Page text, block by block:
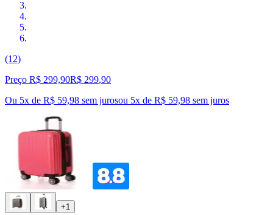
(12)
Preço R$ 299,90R$ 299,90
Ou 5x de R$ 59,98 sem jurosou 5x de R$ 59,98 sem juros
+1